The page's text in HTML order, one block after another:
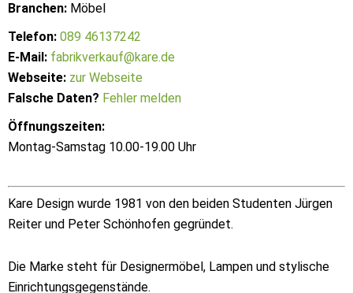
Branchen: Möbel
Telefon: 089 46137242
E-Mail: fabrikverkauf@kare.de
Webseite: zur Webseite
Falsche Daten? Fehler melden
Öffnungszeiten:
Montag-Samstag 10.00-19.00 Uhr
Kare Design wurde 1981 von den beiden Studenten Jürgen
Reiter und Peter Schönhofen gegründet.
Die Marke steht für Designermöbel, Lampen und stylische
Einrichtungsgegenstände.